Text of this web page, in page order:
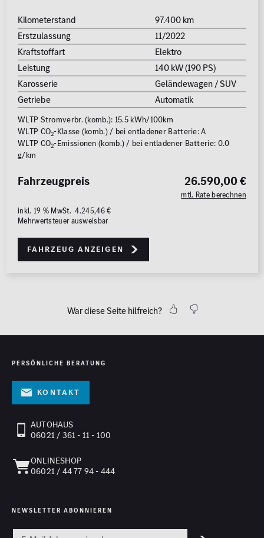
Kilometerstand
97.400 km
Erstzulassung
11/2022
Kraftstoffart
Elektro
Leistung
140 kW (190 PS)
Karosserie
Geländewagen / SUV
Getriebe
Automatik
WLTP Stromverbr. (komb.): 15.5 kWh/100km
WLTP CO2-Klasse (komb.) / bei entladener Batterie: A
WLTP CO2-Emissionen (komb.) / bei entladener Batterie: 0.0
g/km
26.590,00 €
mtl. Rate berechnen
Fahrzeugpreis
inkl. 19 % MwSt. 4.245,46 €
Mehrwertsteuer ausweisbar
Fahrzeug anzeigen
War diese Seite hilfreich?
PERSÖNLICHE BERATUNG
Kontakt
AUTOHAUS
06021 / 361 - 11 - 100
ONLINESHOP
06021 / 44 77 94 - 444
NEWSLETTER ABONNIEREN